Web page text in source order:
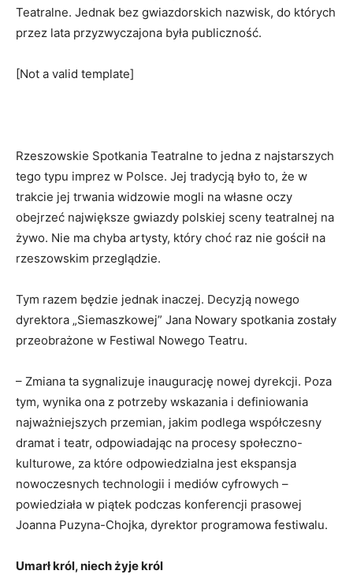
Teatralne. Jednak bez gwiazdorskich nazwisk, do których
przez lata przyzwyczajona była publiczność.
[Not a valid template]
Rzeszowskie Spotkania Teatralne to jedna z najstarszych
tego typu imprez w Polsce. Jej tradycją było to, że w
trakcie jej trwania widzowie mogli na własne oczy
obejrzeć największe gwiazdy polskiej sceny teatralnej na
żywo. Nie ma chyba artysty, który choć raz nie gościł na
rzeszowskim przeglądzie.
Tym razem będzie jednak inaczej. Decyzją nowego
dyrektora „Siemaszkowej” Jana Nowary spotkania zostały
przeobrażone w Festiwal Nowego Teatru.
– Zmiana ta sygnalizuje inaugurację nowej dyrekcji. Poza
tym, wynika ona z potrzeby wskazania i definiowania
najważniejszych przemian, jakim podlega współczesny
dramat i teatr, odpowiadając na procesy społeczno-
kulturowe, za które odpowiedzialna jest ekspansja
nowoczesnych technologii i mediów cyfrowych –
powiedziała w piątek podczas konferencji prasowej
Joanna Puzyna-Chojka, dyrektor programowa festiwalu.
Umarł król, niech żyje król